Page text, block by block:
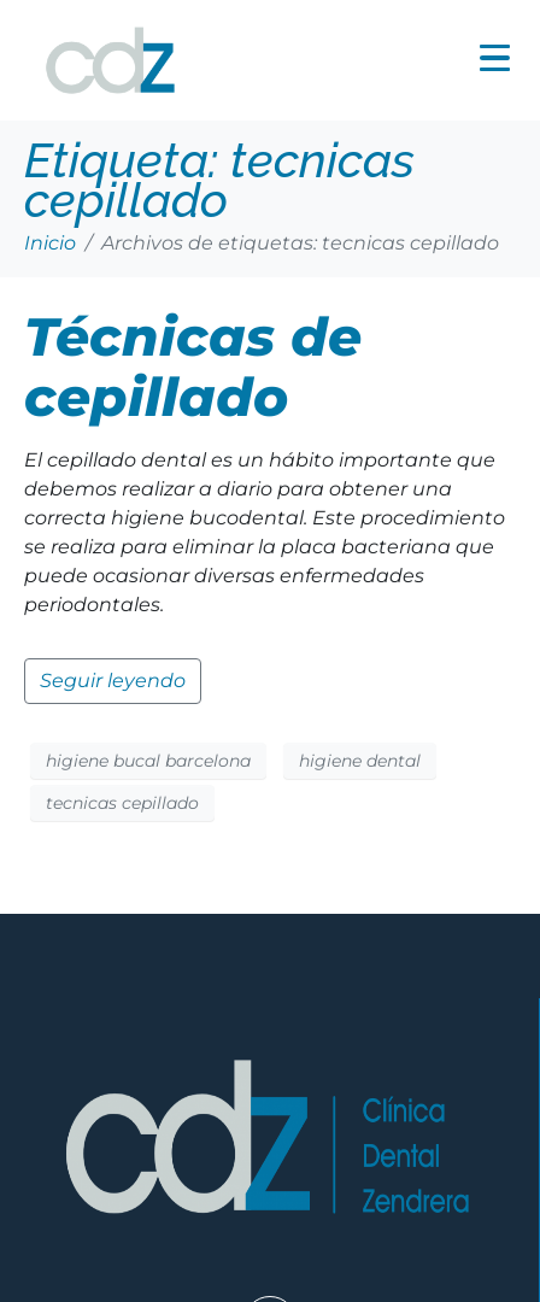
Etiqueta: tecnicas
cepillado
Inicio Archivos de etiquetas: tecnicas cepillado
Técnicas de
cepillado
El cepillado dental es un hábito importante que
debemos realizar a diario para obtener una
correcta higiene bucodental. Este procedimiento
se realiza para eliminar la placa bacteriana que
puede ocasionar diversas enfermedades
periodontales.
Seguir leyendo
higiene bucal barcelona
higiene dental
tecnicas cepillado